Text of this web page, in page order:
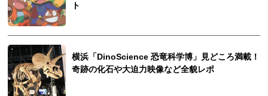
ト
横浜「DinoScience 恐竜科学博」見どころ満載！
奇跡の化石や大迫力映像など全貌レポ